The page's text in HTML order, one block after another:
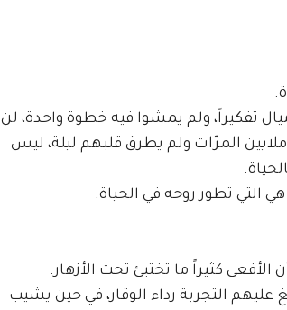
تفكيراً، ولم يمشوا فيه خطوة واحدة، لن
المرّات ولم يطرق قلبهم ليلة، ليس
هي التي تطور روحه في الحياة.
كثيراً ما تختبئ تحت الأزهار.
التجربة رداء الوقار، في حين يشيب